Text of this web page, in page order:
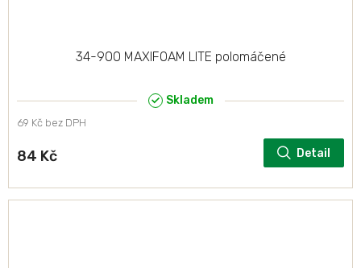
34-900 MAXIFOAM LITE polomáčené
Skladem
69 Kč bez DPH
84 Kč Detail